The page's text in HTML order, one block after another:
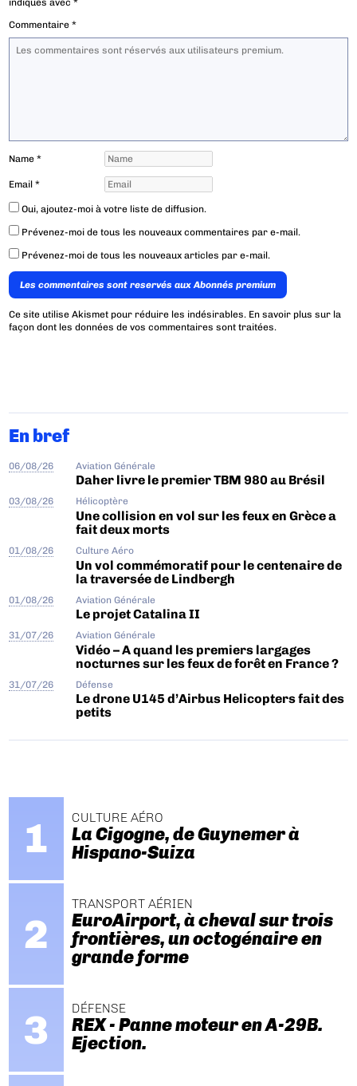
indiqués avec*
Commentaire*
Name*
Email*
Oui, ajoutez-moi à votre liste de diffusion.
Prévenez-moi de tous les nouveaux commentaires par e-mail.
Prévenez-moi de tous les nouveaux articles par e-mail.
Les commentaires sont reservés aux Abonnés premium
Ce site utilise Akismet pour réduire les indésirables. En savoir plus sur la
façon dont les données de vos commentaires sont traitées.
En bref
06/08/26 Aviation Générale
Daher livre le premier TBM 980 au Brésil
03/08/26 Hélicoptère
Une collision en vol sur les feux en Grèce a
fait deux morts
01/08/26 Culture Aéro
Un vol commémoratif pour le centenaire de
la traversée de Lindbergh
01/08/26 Aviation Générale
Le projet Catalina II
31/07/26 Aviation Générale
Vidéo – A quand les premiers largages
nocturnes sur les feux de forêt en France ?
31/07/26 Défense
Le drone U145 d’Airbus Helicopters fait des
petits
CULTURE AÉRO
La Cigogne, de Guynemer à
Hispano-Suiza
TRANSPORT AÉRIEN
EuroAirport, à cheval sur trois
frontières, un octogénaire en
grande forme
DÉFENSE
REX - Panne moteur en A-29B.
Ejection.